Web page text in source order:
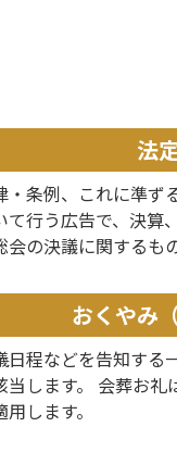
法
・条例、これに準ず
て行う広告で、決算
会の決議に関するも
おくやみ
日程などを告知する
当します。 会葬お礼
用します。